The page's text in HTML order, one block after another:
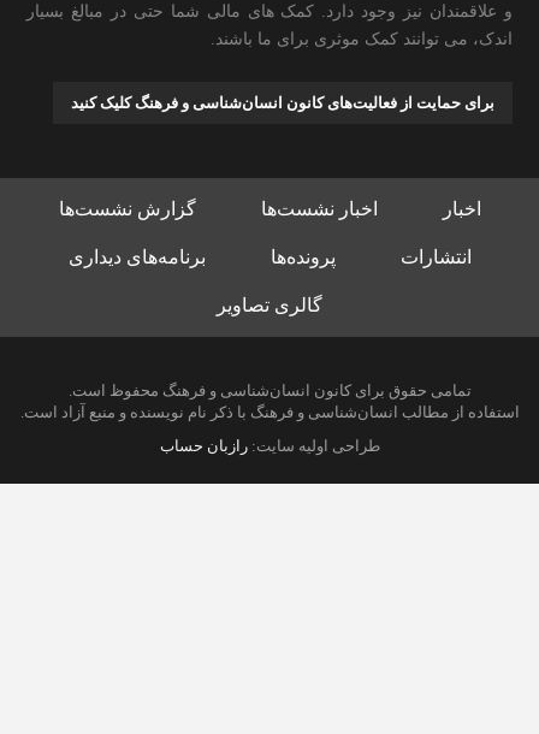
و علاقمندان نیز وجود دارد. کمک های مالی شما حتی در مبالغ بسیار
اندک، می توانند کمک موثری برای ما باشند.
برای حمایت از فعالیت‌های کانون انسان‌شناسی و فرهنگ کلیک کنید
اخبار اخبار نشست‌ها گزارش نشست‌ها
انتشارات پرونده‌ها برنامه‌های دیداری
گالری تصاویر
تمامی حقوق برای کانون انسان‌شناسی و فرهنگ محفوظ است.
استفاده از مطالب انسان‌شناسی و فرهنگ با ذکر نام نویسنده و منبع آزاد است.
طراحی اولیه سایت:رازبان حساب